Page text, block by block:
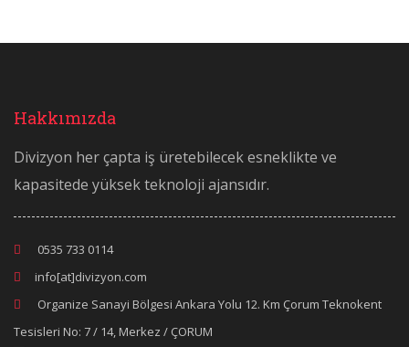
Hakkımızda
Divizyon her çapta iş üretebilecek esneklikte ve
kapasitede yüksek teknoloji ajansıdır.
0535 733 0114
info[at]divizyon.com
Organize Sanayi Bölgesi Ankara Yolu 12. Km Çorum Teknokent
Tesisleri No: 7 / 14, Merkez / ÇORUM